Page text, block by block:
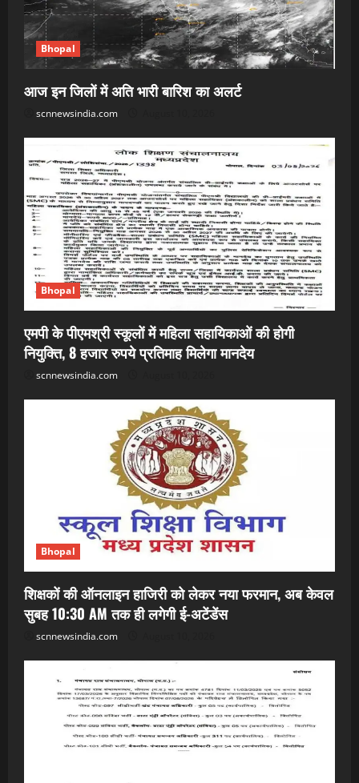
Bhopal
आज इन जिलों में अति भारी बारिश का अलर्ट
scnnewsindia.com
Bhopal
एमपी के पीएमश्री स्कूलों में महिला सहायिकाओं की होगी
नियुक्ति, 8 हजार रुपये प्रतिमाह मिलेगा मानदेय
scnnewsindia.com
Bhopal
शिक्षकों की ऑनलाइन हाजिरी को लेकर नया फरमान, अब केवल
सुबह 10:30 AM तक ही लगेगी ई-अटेंडेंस
scnnewsindia.com